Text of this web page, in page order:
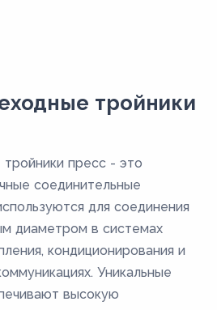
тройники
пресс - это
соединительные
для соединения
диаметром в системах
кондиционирования и
Уникальные
высокую